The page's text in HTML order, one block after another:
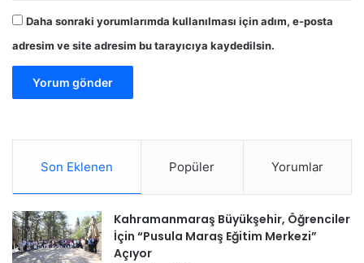
Daha sonraki yorumlarımda kullanılması için adım, e-posta
adresim ve site adresim bu tarayıcıya kaydedilsin.
Son Eklenen Popüler Yorumlar
Kahramanmaraş Büyükşehir, Öğrenciler
İçin “Pusula Maraş Eğitim Merkezi”
Açıyor